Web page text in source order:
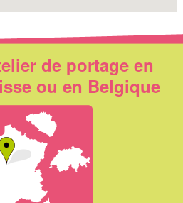
de portage en
ou en Belgique